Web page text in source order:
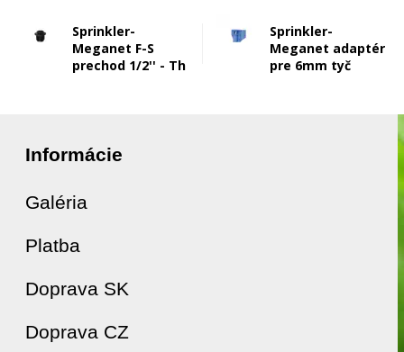
Sprinkler-
Meganet F-S
prechod 1/2'' - Th
Sprinkler-
Meganet adaptér
pre 6mm tyč
Informácie
Galéria
Platba
Doprava SK
Doprava CZ